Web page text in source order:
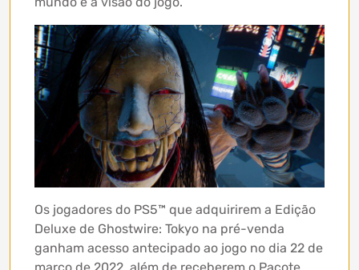
Os jogadores do PS5™ que adquirirem a Edição
Deluxe de Ghostwire: Tokyo na pré-venda
ganham acesso antecipado ao jogo no dia 22 de